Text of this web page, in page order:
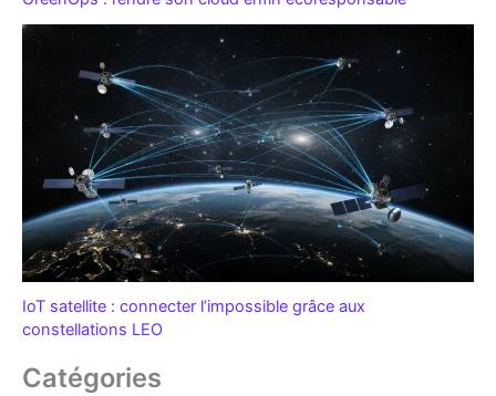
IoT satellite : connecter l’impossible grâce aux
constellations LEO
Catégories